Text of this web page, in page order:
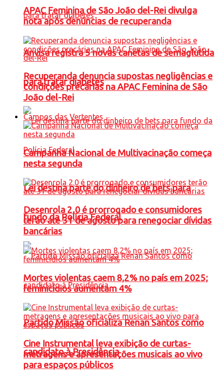
Anvisa registra 5 novas canetas de semaglutida
para tratar diabetes
Lei destina parte do dinheiro de bets para
fundo da Polícia Federal
Partido Missão oficializa Renan Santos como
candidato à Presidência
APAC Feminina de São João del-Rei divulga
nota após denúncias de recuperanda
Recuperanda denuncia supostas negligências e
condições precárias na APAC Feminina de São
João del-Rei
Campos das Vertentes
Campanha Nacional de Multivacinação começa
nesta segunda
Desenrola 2.0 é prorrogado e consumidores
terão até 31 de agosto para renegociar dívidas
bancárias
Mortes violentas caem 8,2% no país em 2025;
feminicídios aumentam 4%
Cine Instrumental leva exibição de curtas-
metragens e apresentações musicais ao vivo
para espaços públicos